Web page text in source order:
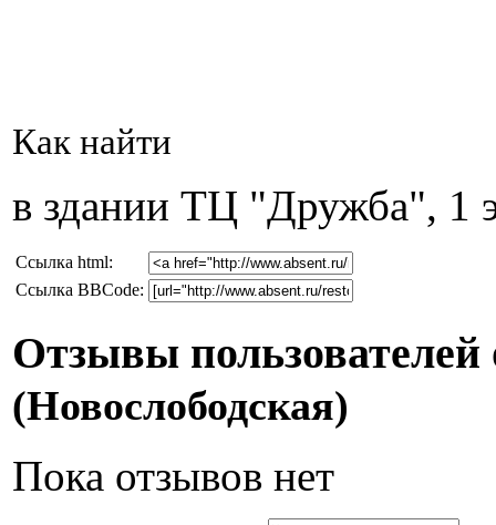
Как найти
в здании ТЦ "Дружба", 1
Cсылка html:
Ссылка BBCode:
Отзывы пользователей
(Новослободская)
Пока отзывов нет